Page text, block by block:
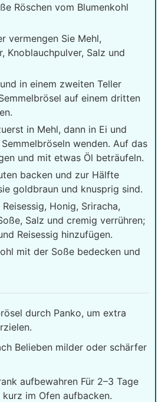
Röschen vom Blumenkohl
vermengen Sie Mehl,
Knoblauchpulver, Salz und
in einem zweiten Teller
auf einem dritten
in Mehl, dann in Ei und
wenden. Auf das
und mit etwas Öl beträufeln.
backen und zur Hälfte
goldbraun und knusprig sind.
Honig, Sriracha,
Salz und cremig verrühren;
Reisessig hinzufügen.
mit der Soße bedecken und
durch Panko, um extra
Belieben milder oder schärfer
aufbewahren Für 2–3 Tage
im Ofen aufbacken.